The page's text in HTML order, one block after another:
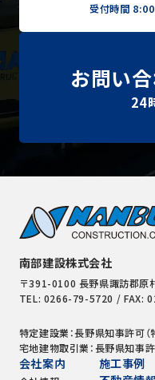
受付時間
お問い
24
南部建設株式会社
〒391-0100 長野県諏訪郡原
TEL: 0266-79-5720 / FAX:
特定建設業：長野県知事許可
宅地建物取引業：長野県知事
会社案内
施工事例